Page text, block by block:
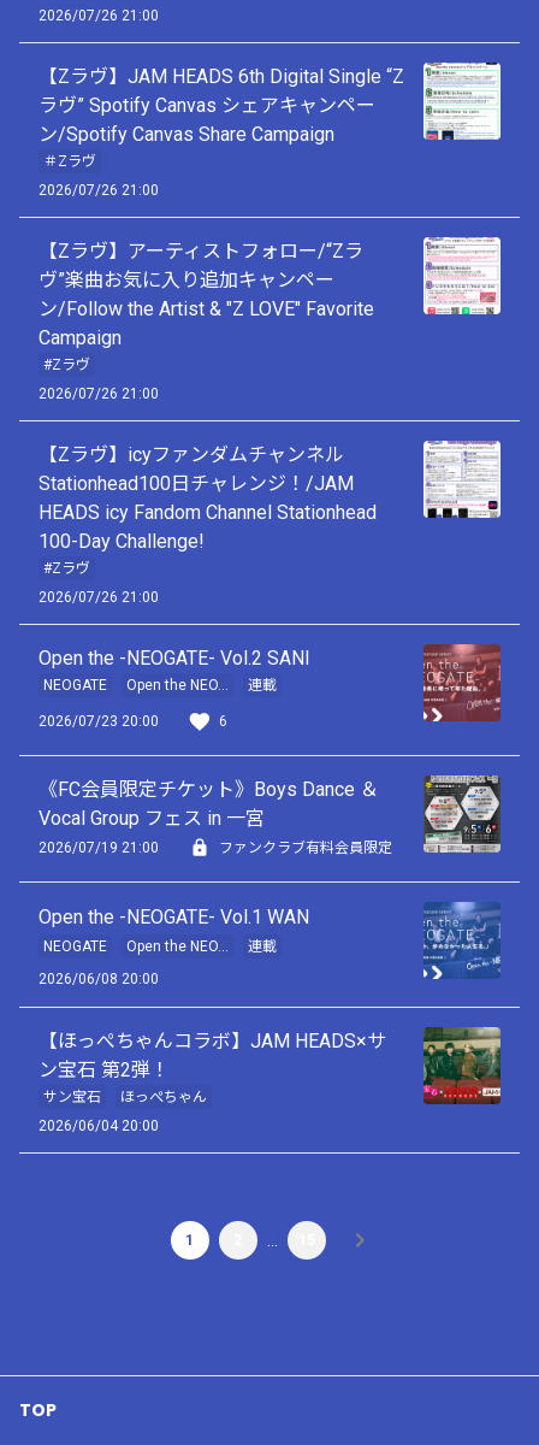
2026/07/26 21:00
【Zラヴ】JAM HEADS 6th Digital Single “Z
ラヴ” Spotify Canvas シェアキャンペー
ン/Spotify Canvas Share Campaign
＃Zラヴ
2026/07/26 21:00
【Zラヴ】アーティストフォロー/“Zラ
ヴ”楽曲お気に入り追加キャンペー
ン/Follow the Artist & "Z LOVE" Favorite
Campaign
#Zラヴ
2026/07/26 21:00
【Zラヴ】icyファンダムチャンネル
Stationhead100日チャレンジ！/JAM
HEADS icy Fandom Channel Stationhead
100-Day Challenge!
#Zラヴ
2026/07/26 21:00
Open the -NEOGATE- Vol.2 SANI
NEOGATE Open the NEO... 連載
2026/07/23 20:00 6
《FC会員限定チケット》Boys Dance ＆
Vocal Group フェス in 一宮
2026/07/19 21:00 ファンクラブ有料会員限定
Open the -NEOGATE- Vol.1 WAN
NEOGATE Open the NEO...
連載
2026/06/08 20:00
【ほっぺちゃんコラボ】JAM HEADS×サ
ン宝石 第2弾！
サン宝石
ほっぺちゃん
2026/06/04 20:00
1
TOP